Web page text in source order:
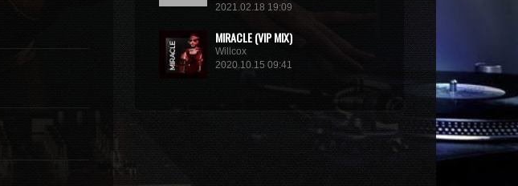
2021.02.18 19:09
MIRACLE (VIP MIX)
Willcox
2020.10.15 09:41
2020.10.11 21:00